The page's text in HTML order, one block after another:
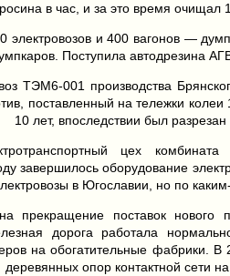
в час, и за это время очищал
электровозов и 400 вагонов —
Поступила автодрезина
ТЭМ6-001 производства
поставленный на тележки
10 лет, впоследствии был
цех комбината
завершилось оборудование
в Югославии, но по
прекращение поставок нового
дорога работала
на обогатительные фабрики.
деревянных опор контактной сети